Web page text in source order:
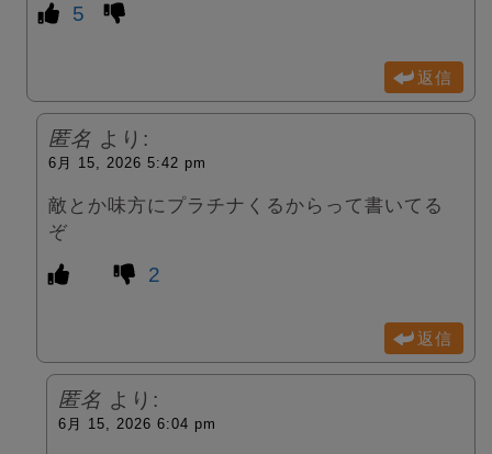
5
返信
匿名 より:
6月 15, 2026 5:42 pm
敵とか味方にプラチナくるからって書いてる
ぞ
2
返信
匿名 より:
6月 15, 2026 6:04 pm